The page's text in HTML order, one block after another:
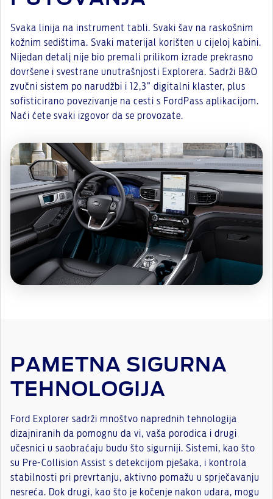
Svaka linija na instrument tabli. Svaki šav na raskošnim
kožnim sedištima. Svaki materijal korišten u cijeloj kabini.
Nijedan detalj nije bio premali prilikom izrade prekrasno
dovršene i svestrane unutrašnjosti Explorera. Sadrži B&O
zvučni sistem po narudžbi i 12,3” digitalni klaster, plus
sofisticirano povezivanje na cesti s FordPass aplikacijom.
Naći ćete svaki izgovor da se provozate.
PAMETNA SIGURNA
TEHNOLOGIJA
Ford Explorer sadrži mnoštvo naprednih tehnologija
dizajniranih da pomognu da vi, vaša porodica i drugi
učesnici u saobraćaju budu što sigurniji. Sistemi, kao što
su Pre-Collision Assist s detekcijom pješaka, i kontrola
stabilnosti pri prevrtanju, aktivno pomažu u sprječavanju
nesreća. Dok drugi, kao što je kočenje nakon udara, mogu